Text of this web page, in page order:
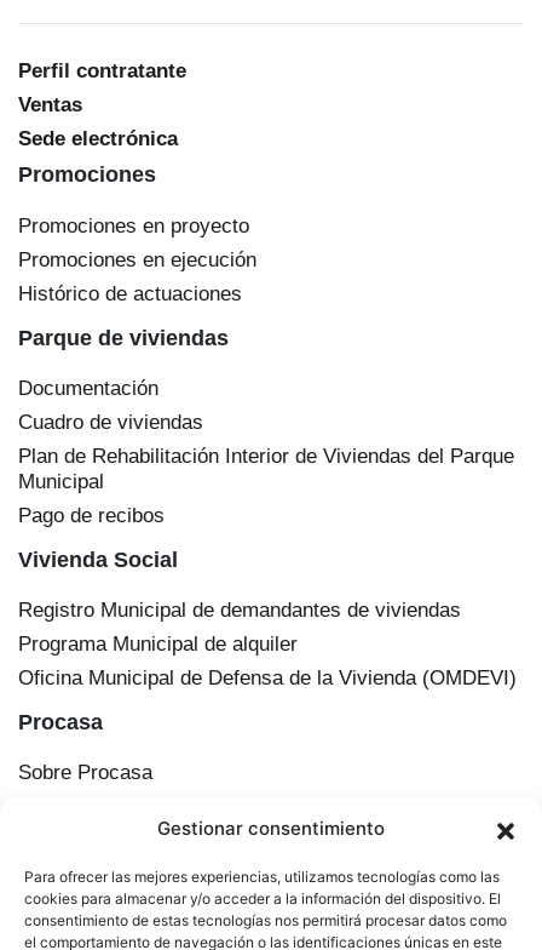
Gestionar consentimiento
Para ofrecer las mejores experiencias, utilizamos tecnologías como las
cookies para almacenar y/o acceder a la información del dispositivo. El
consentimiento de estas tecnologías nos permitirá procesar datos como
el comportamiento de navegación o las identificaciones únicas en este
Perfil contratante
Ventas
Sede electrónica
Promociones
Promociones en proyecto
Promociones en ejecución
Histórico de actuaciones
Parque de viviendas
Documentación
Cuadro de viviendas
Plan de Rehabilitación Interior de Viviendas del Parque
Municipal
Pago de recibos
Vivienda Social
Registro Municipal de demandantes de viviendas
Programa Municipal de alquiler
Oficina Municipal de Defensa de la Vivienda (OMDEVI)
Procasa
Sobre Procasa
Información corporativa
Órganos de administración
Plan Municipal de Vivienda y Suelo de Cádiz
Actualidad